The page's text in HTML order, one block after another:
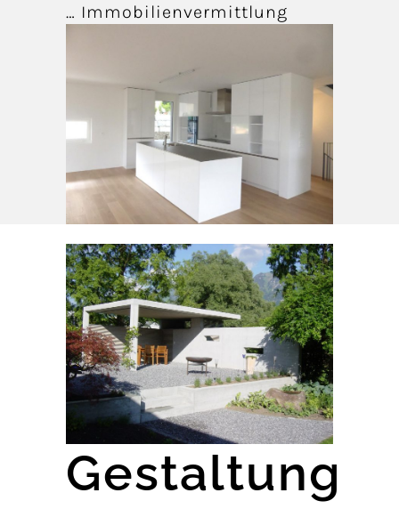
… Immobilienvermittlung
Gestaltung